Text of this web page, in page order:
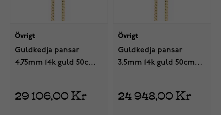
Övrigt
Guldkedja pansar
4.75mm 14k guld 50cm
29 106,00 Kr
Övrigt
Guldkedja pansar
3.5mm 14k guld 50cm
24 948,00 Kr